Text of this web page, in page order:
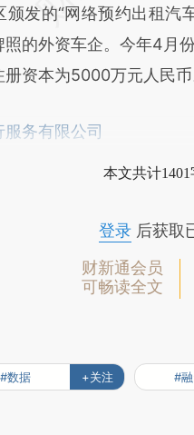
颁发的“网络预约出租汽
照的外资车企。今年4月
资本为5000万元人民币
服务有限公司
本文共计
登录后获取
财新通会员
可畅读全文
#数据 +关注 #